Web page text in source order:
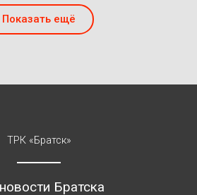
Показать ещё
ТРК «Братск»
Братска